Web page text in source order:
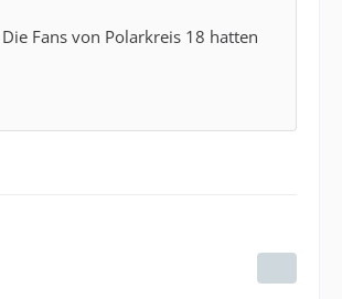
Fans von Polarkreis 18 hatten